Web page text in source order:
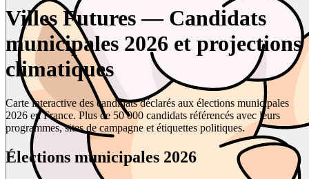
Villes Futures — Candidats
municipales 2026 et projections
climatiques
Carte interactive des candidats déclarés aux élections municipales
2026 en France. Plus de 50 000 candidats référencés avec leurs
programmes, sites de campagne et étiquettes politiques.
Élections municipales 2026